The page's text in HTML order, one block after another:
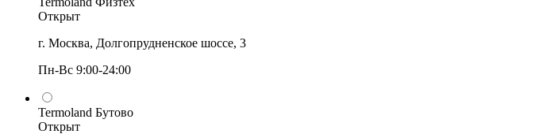
Открыт
г. Москва, Долгопрудненское шоссе, 3
Пн-Вс 9:00-24:00
Termoland Бутово
Открыт